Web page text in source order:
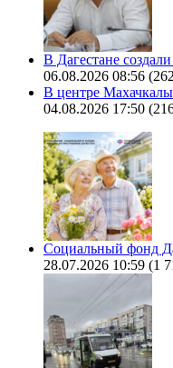
В Дагестане
06.08.2026 08:56
В центре
04.08.2026 17:50
Социальный фонд
28.07.2026 10:59 (1